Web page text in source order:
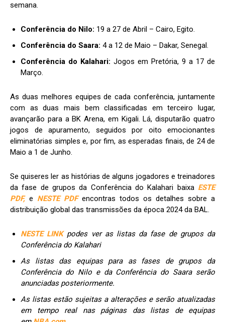
semana.
Conferência do Nilo: 19 a 27 de Abril – Cairo, Egito.
Conferência do Saara: 4 a 12 de Maio – Dakar, Senegal.
Conferência do Kalahari: Jogos em Pretória, 9 a 17 de
Março.
As duas melhores equipes de cada conferência, juntamente
com as duas mais bem classificadas em terceiro lugar,
avançarão para a BK Arena, em Kigali. Lá, disputarão quatro
jogos de apuramento, seguidos por oito emocionantes
eliminatórias simples e, por fim, as esperadas finais, de 24 de
Maio a 1 de Junho.
Se quiseres ler as histórias de alguns jogadores e treinadores
da fase de grupos da Conferência do Kalahari baixa ESTE
PDF,e NESTE PDFencontras todos os detalhes sobre a
distribuição global das transmissões da época 2024 da BAL.
NESTE LINKpodes ver as listas da fase de grupos da
Conferência do Kalahari
As listas das equipas para as fases de grupos da
Conferência do Nilo e da Conferência do Saara serão
anunciadas posteriormente.
As listas estão sujeitas a alterações e serão atualizadas
em tempo real nas páginas das listas de equipas